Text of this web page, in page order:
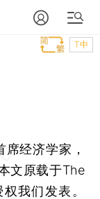
T中
经济学家，
文原载于The
我们发表。